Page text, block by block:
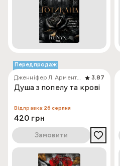
Передпродаж
Дженніфер Л. Арментраут
3.87
Душа з попелу та крові
Відправка:26 серпня
420 грн
Замовити